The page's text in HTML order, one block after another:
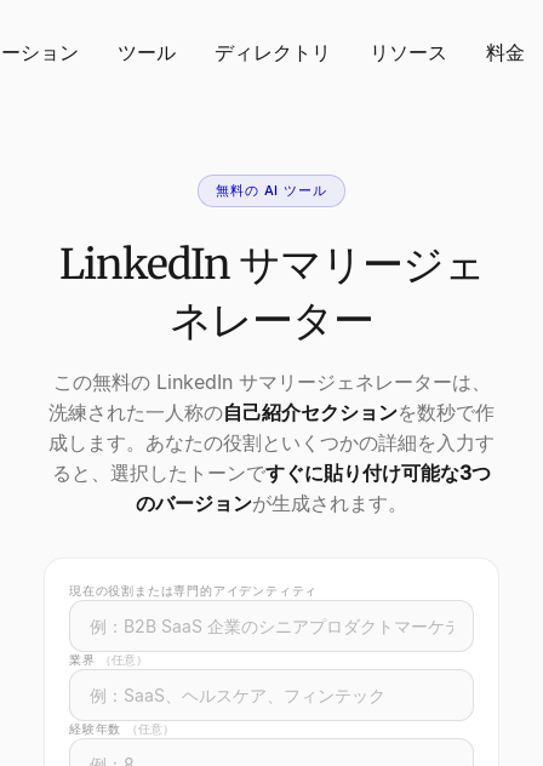
ション ツール ディレクトリ リソース 料金
無料の AI ツール
LinkedIn サマリージェ
ネレーター
この無料の LinkedIn サマリージェネレーターは、
洗練された一人称の自己紹介セクションを数秒で作
成します。あなたの役割といくつかの詳細を入力す
ると、選択したトーンですぐに貼り付け可能な3つ
のバージョンが生成されます。
現在の役割または専門的アイデンティティ
業界 （任意）
経験年数 （任意）